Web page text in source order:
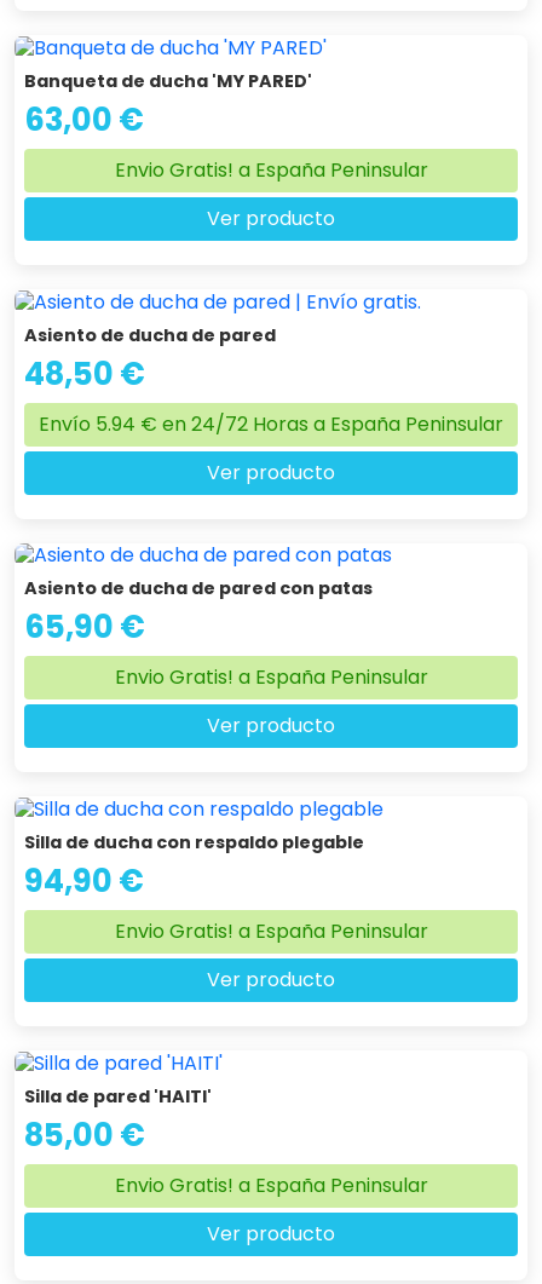
Banqueta de ducha 'MY PARED'
63,00 €
Envio Gratis! a España Peninsular
Ver producto
Asiento de ducha de pared
48,50 €
Envío 5.94 € en 24/72 Horas a España Peninsular
Ver producto
Asiento de ducha de pared con patas
65,90 €
Envio Gratis! a España Peninsular
Ver producto
Silla de ducha con respaldo plegable
94,90 €
Envio Gratis! a España Peninsular
Ver producto
Silla de pared 'HAITI'
85,00 €
Envio Gratis! a España Peninsular
Ver producto